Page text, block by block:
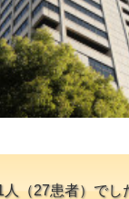
（27患者）でし